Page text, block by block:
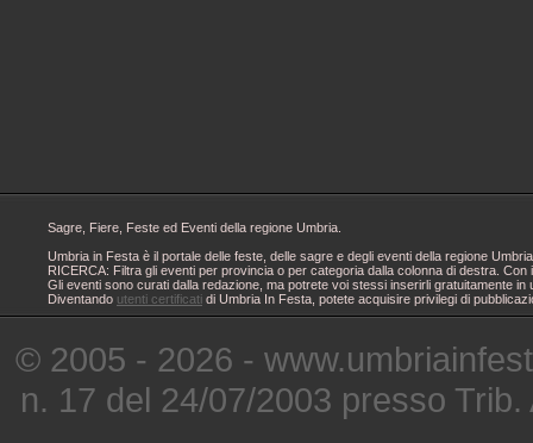
Sagre, Fiere, Feste ed Eventi della regione Umbria.
Umbria in Festa è il portale delle feste, delle sagre e degli eventi della regione
RICERCA: Filtra gli eventi per provincia o per categoria dalla colonna di destra.
Gli eventi sono curati dalla redazione, ma potrete voi stessi inserirli gratuitamente
Diventando utenti certificati di Umbria In Festa, potete acquisire privilegi di
© 2005 - 2026 -
n. 17 del 24/07/2003 presso